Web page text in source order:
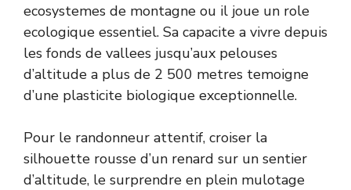
ecosystemes de montagne ou il joue un role
ecologique essentiel. Sa capacite a vivre depuis
les fonds de vallees jusqu’aux pelouses
d’altitude a plus de 2 500 metres temoigne
d’une plasticite biologique exceptionnelle.
Pour le randonneur attentif, croiser la
silhouette rousse d’un renard sur un sentier
d’altitude, le surprendre en plein mulotage